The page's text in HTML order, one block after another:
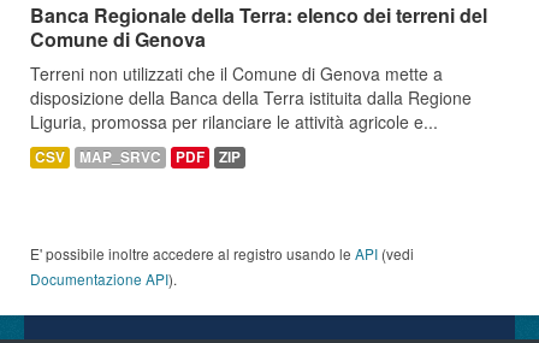
Banca Regionale della Terra: elenco dei terreni del
Comune di Genova
Terreni non utilizzati che il Comune di Genova mette a
disposizione della Banca della Terra istituita dalla Regione
Liguria, promossa per rilanciare le attività agricole e...
CSV MAP_SRVC PDF ZIP
E' possibile inoltre accedere al registro usando le API (vedi
Documentazione API).